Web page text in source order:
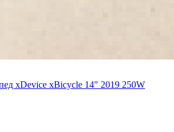
xDevice xBicycle 14" 2019 250W